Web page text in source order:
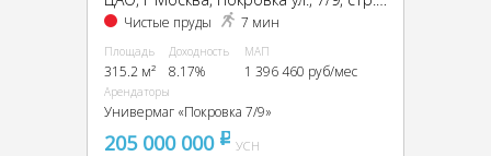
Чистые пруды 7 мин
Площадь
315.2 м²
Доходность
8.17%
МАП
1 396 460 руб/мес
Арендаторы
Универмаг «Покровка 7/9»
205 000 000 pуб
УСН